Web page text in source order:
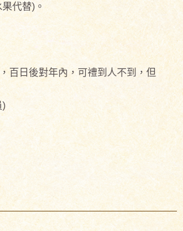
代替)。
百日後對年內，可禮到人不到，但
)